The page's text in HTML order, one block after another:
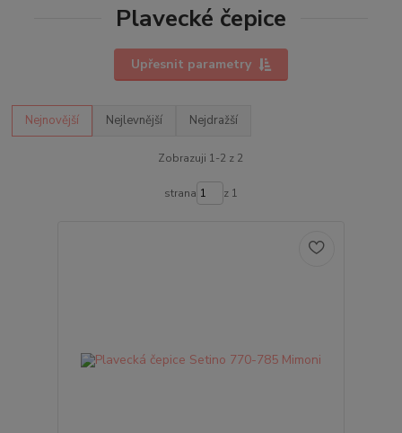
Plavecké čepice
Upřesnit parametry
Nejnovější Nejlevnější Nejdražší
Zobrazuji 1-2 z 2
strana z 1